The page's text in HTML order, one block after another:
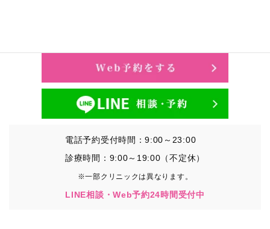
電話予約受付時間：9:00～23:00
診療時間：9:00～19:00（不定休）
※一部クリニックは異なります。
LINE相談・Web予約24時間受付中